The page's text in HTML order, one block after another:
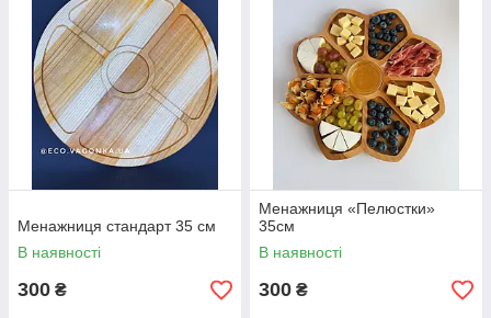
Менажниця стандарт 35 см
В наявності
300 ₴
Менажниця «Пелюстки»
35см
В наявності
300 ₴